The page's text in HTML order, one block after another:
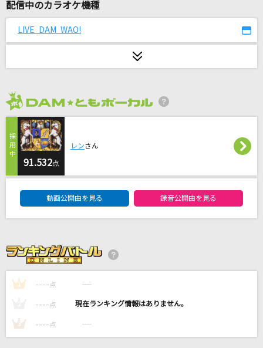
フレ!フレ!オレ!
ファンサ
GEMN
Five
STILL LOVE HER (失われた風景)
TM NETWORK(TMN)
[良音]三日月
[生音]ちりぬるを
市川由紀乃
星めぐる詩
配信中のカラオケ機種
LIVE DAM WAO!
91.532点
レンさん
動画公開曲を見る 録音公開曲を見る
1 ---- 点 ----
---- 点 ----
3 ---- 点 ----